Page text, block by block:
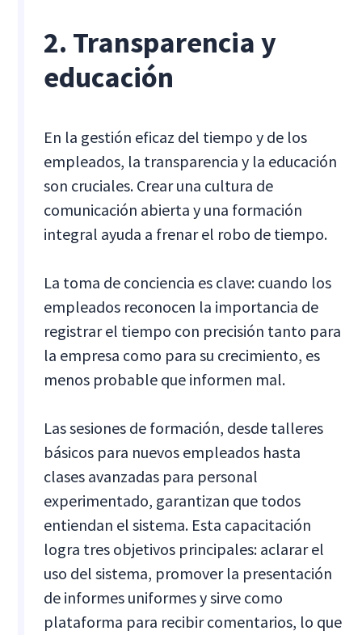
2. Transparencia y
educación
En la gestión eficaz del tiempo y de los
empleados, la transparencia y la educación
son cruciales. Crear una cultura de
comunicación abierta y una formación
integral ayuda a frenar el robo de tiempo.
La toma de conciencia es clave: cuando los
empleados reconocen la importancia de
registrar el tiempo con precisión tanto para
la empresa como para su crecimiento, es
menos probable que informen mal.
Las sesiones de formación, desde talleres
básicos para nuevos empleados hasta
clases avanzadas para personal
experimentado, garantizan que todos
entiendan el sistema. Esta capacitación
logra tres objetivos principales: aclarar el
uso del sistema, promover la presentación
de informes uniformes y sirve como
plataforma para recibir comentarios, lo que